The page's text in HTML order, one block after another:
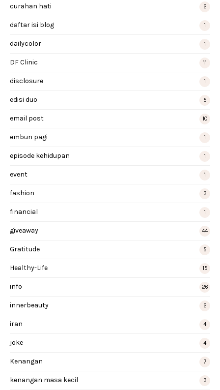
curahan hati 2
daftar isi blog 1
dailycolor 1
DF Clinic 11
disclosure 1
edisi duo 5
email post 10
embun pagi 1
episode kehidupan 1
event 1
fashion 3
financial 1
giveaway 44
Gratitude 5
Healthy-Life 15
info 26
innerbeauty 2
iran 4
joke 4
Kenangan 7
kenangan masa kecil 3